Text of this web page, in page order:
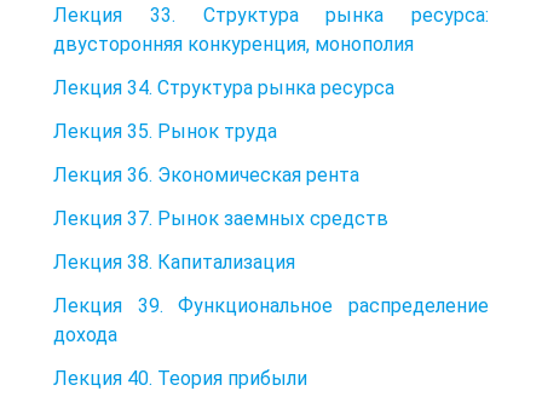
Лекция 33. Структура рынка ресурса:
двусторонняя конкуренция, монополия
Лекция 34. Структура рынка ресурса
Лекция 35. Рынок труда
Лекция 36. Экономическая рента
Лекция 37. Рынок заемных средств
Лекция 38. Капитализация
Лекция 39. Функциональное распределение
дохода
Лекция 40. Теория прибыли